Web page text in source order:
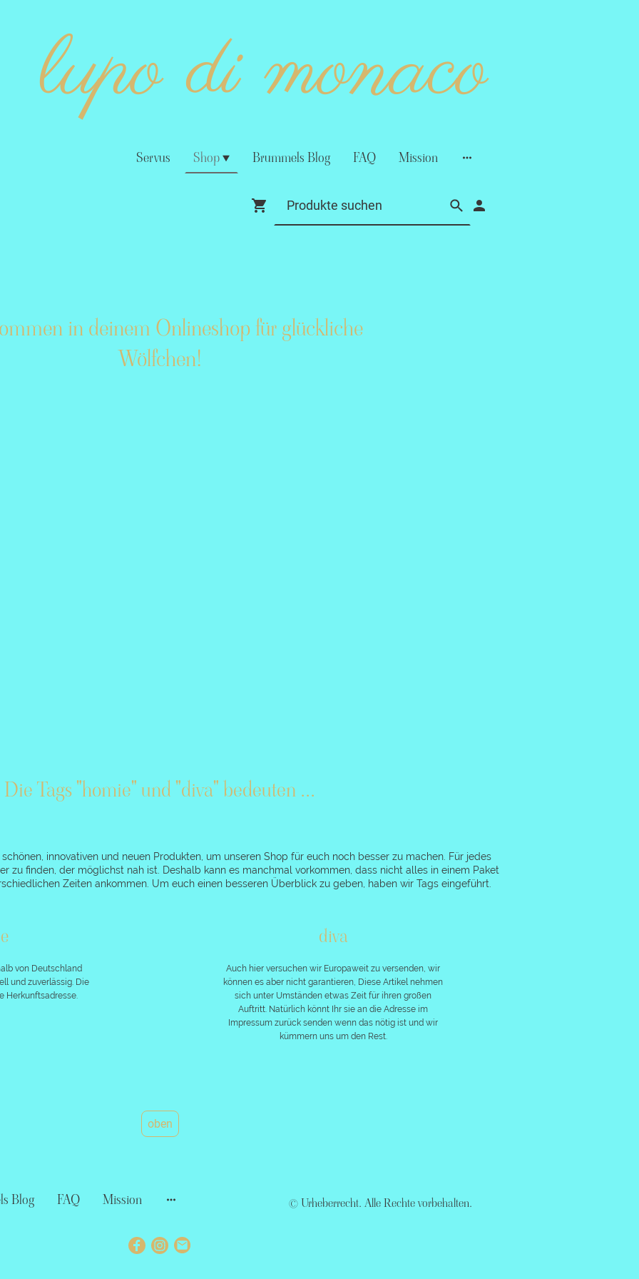
lupo di monaco
Servus Shop Brummels Blog FAQ Mission
in deinem Onlineshop für glückliche
Wölfchen!
Die Tags "homie" und "diva" bedeuten ...
innovativen und neuen Produkten, um unseren Shop für euch noch besser zu machen. Für jedes
zu finden, der möglichst nah ist. Deshalb kann es manchmal vorkommen, dass nicht alles in einem Paket
Zeiten ankommen. Um euch einen besseren Überblick zu geben, haben wir Tags eingeführt.
von Deutschland
und zuverlässig. Die
Herkunftsadresse.
diva
Auch hier versuchen wir Europaweit zu versenden, wir
können es aber nicht garantieren, Diese Artikel nehmen
sich unter Umständen etwas Zeit für ihren großen
Auftritt. Natürlich könnt Ihr sie an die Adresse im
Impressum zurück senden wenn das nötig ist und wir
kümmern uns um den Rest.
oben
Blog FAQ Mission © Urheberrecht. Alle Rechte vorbehalten.